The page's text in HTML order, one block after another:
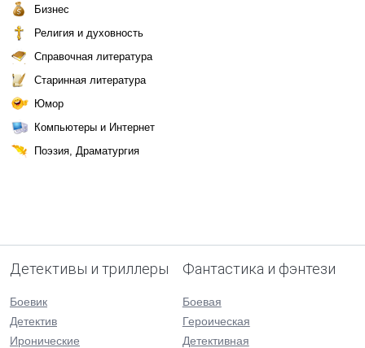
Бизнес
Религия и духовность
Справочная литература
Старинная литература
Юмор
Компьютеры и Интернет
Поэзия, Драматургия
Детективы и триллеры
Боевик
Детектив
Иронические
Фантастика и фэнтези
Боевая
Героическая
Детективная